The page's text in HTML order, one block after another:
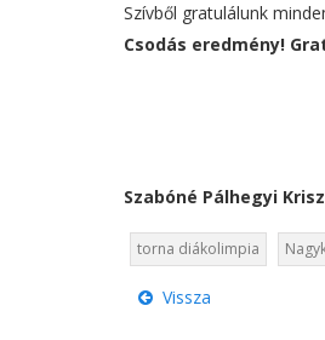
Szívből gratulálunk
Csodás eredmény!
Szabóné Pálhegyi
torna diákolimpia
Vissza